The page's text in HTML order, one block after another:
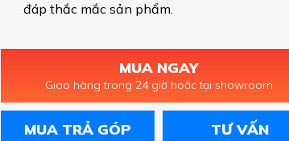
đáp thắc mắc sản phẩm.
MUA NGAY
Giao hàng trong 24 giờ hoặc tại showroom
MUA TRẢ GÓP TƯ VẤN